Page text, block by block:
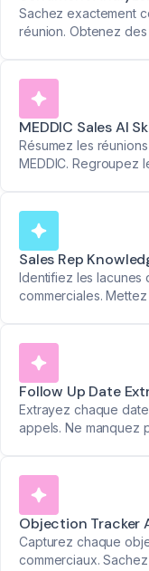
Sachez exactement
réunion. Obtenez
MEDDIC Sales AI
Résumez les
MEDDIC. Regroupez
Sales Rep
Identifiez les lacunes
commerciales.
Follow Up Date
Extrayez chaque
appels. Ne manquez
Objection Tracker
Capturez chaque
commerciaux.